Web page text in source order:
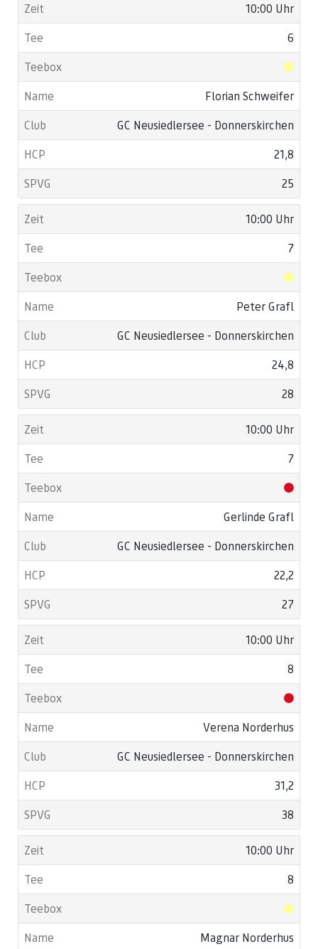
10:00 Uhr
6
Florian Schweifer
GC Neusiedlersee - Donnerskirchen
21,8
25
10:00 Uhr
7
Peter Grafl
GC Neusiedlersee - Donnerskirchen
24,8
28
10:00 Uhr
7
Gerlinde Grafl
GC Neusiedlersee - Donnerskirchen
22,2
27
10:00 Uhr
8
Verena Norderhus
GC Neusiedlersee - Donnerskirchen
31,2
38
10:00 Uhr
8
Magnar Norderhus